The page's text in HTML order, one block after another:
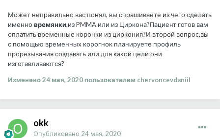
Может неправильно вас понял, вы спрашиваете из чего сделать
именно времянки,из PMMA или из Циркона?Пациент готов вам
оплатить временные коронки из циркония?И второй вопрос,вы
с помощью временных корогнок планируете профиль
прорезывания создавать или для какой цели они
изготавливаются?
Изменено24 мая, 2020пользователем chervoncevdaniil
okk
Опубликовано 24 мая, 2020